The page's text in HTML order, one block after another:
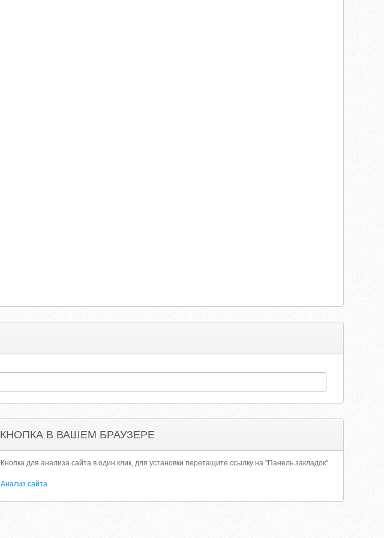
КНОПКА В ВАШЕМ БРАУЗЕРЕ
Кнопка для анализа сайта в один клик, для установки перетащите ссылку на "Панель закладок"
Анализ сайта